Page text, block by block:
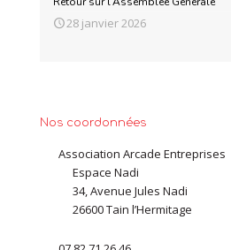
28 janvier 2026
Nos coordonnées
Association Arcade Entreprises
Espace Nadi
34, Avenue Jules Nadi
26600 Tain l’Hermitage